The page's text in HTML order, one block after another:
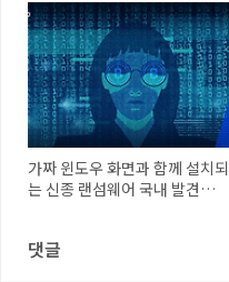
가짜 윈도우 화면과 함께 설치되
는 신종 랜섬웨어 국내 발견
댓글